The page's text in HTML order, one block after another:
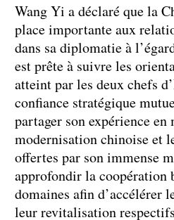
Wang Yi a déclaré que la
place importante aux
dans sa diplomatie à
est prête à suivre les
atteint par les deux chefs
confiance stratégique
partager son expérience en
modernisation chinoise et
offertes par son immense
approfondir la coopération
domaines afin d’accélérer
leur revitalisation